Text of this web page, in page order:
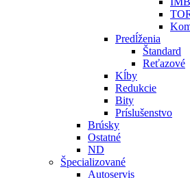
Predĺženia
Štandard
Reťazové
Kĺby
Redukcie
Bity
Príslušenstvo
Brúsky
Ostatné
ND
Špecializované
Autoservis